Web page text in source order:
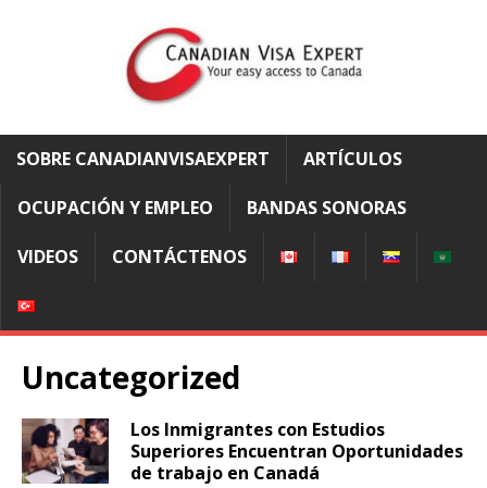
SOBRE CANADIANVISAEXPERT ARTÍCULOS
OCUPACIÓN Y EMPLEO BANDAS SONORAS
VIDEOS CONTÁCTENOS
Uncategorized
Los Inmigrantes con Estudios
Superiores Encuentran Oportunidades
de trabajo en Canadá